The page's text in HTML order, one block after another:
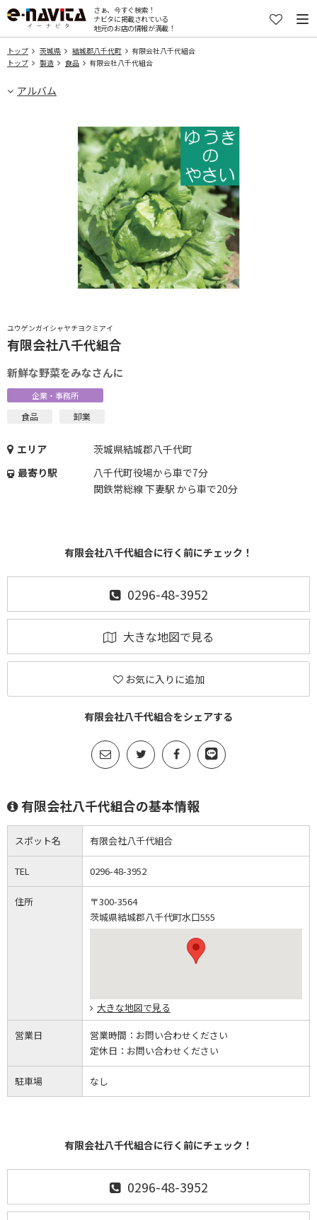
さぁ、今すぐ検索！
ナビタに掲載されている
地元のお店の情報が満載！
トップ 茨城県 結城郡八千代町
有限会社八千代組合
トップ
製造 食品 有限会社八千代組合
アルバム
ユウゲンガイシャヤチヨクミアイ
有限会社八千代組合
新鮮な野菜をみなさんに
企業・事務所
食品 卸業
エリア
茨城県結城郡八千代町
最寄り駅
八千代町役場から車で7分
関鉄常総線 下妻駅 から車で20分
有限会社八千代組合に行く前にチェック！
0296-48-3952
大きな地図で見る
お気に入りに追加
有限会社八千代組合をシェアする
有限会社八千代組合の基本情報
スポット名 有限会社八千代組合
TEL 0296-48-3952
住所
〒300-3564
茨城県結城郡八千代町水口555
大きな地図で見る
営業日 営業時間： お問い合わせください
定休日： お問い合わせください
駐車場 なし
有限会社八千代組合に行く前にチェック！
0296-48-3952